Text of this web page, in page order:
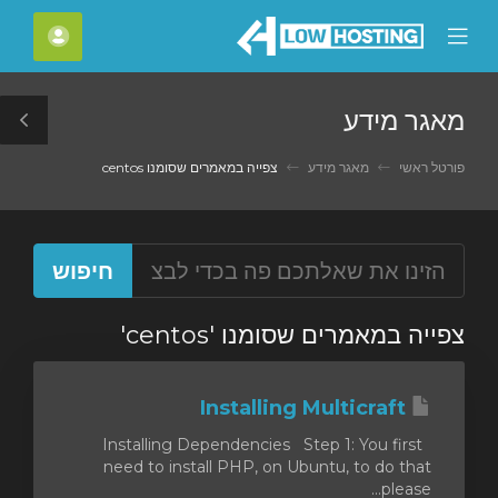
Mobile
Menu
מאגר מידע
פורטל ראשי מאגר מידע צפייה במאמרים שסומנו centos
צפייה במאמרים שסומנו 'centos'
Installing Dependencies Step 1: You first
need to install PHP, on Ubuntu, to do that
please...